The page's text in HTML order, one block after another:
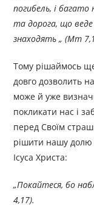
погибель, і багато
та дорога, що
знаходять „ (Мт
Тому рішаймось
довго дозволить
може й уже
покликати нас і
перед Своїм
рішити нашу долю
Ісуса Христа:
„Покайтеся, бо
4,17).